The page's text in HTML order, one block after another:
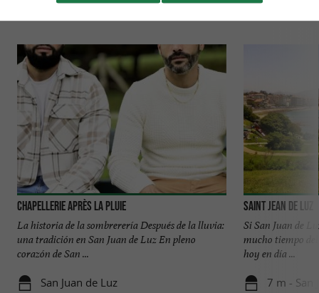
Descubrir Información Alojamiento
Chapellerie Après La Pluie
La historia de la sombrerería Después de la lluvia:
una tradición en San Juan de Luz En pleno
corazón de San ...
San Juan de Luz
Saint Jean de Luz
Si San Juan de
mucho tiempo
hoy en día ...
7 m - San